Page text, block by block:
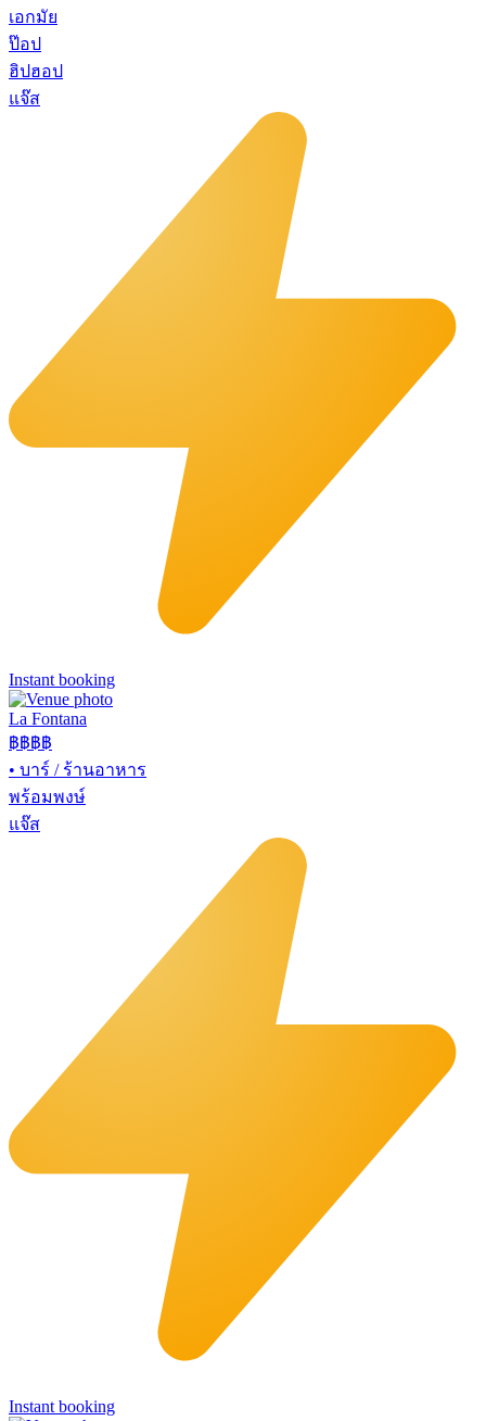
เอกมัย
ป๊อป
ฮิปฮอป
แจ๊ส
Instant booking
La Fontana
฿฿฿฿
• บาร์ / ร้านอาหาร
พร้อมพงษ์
แจ๊ส
Instant booking